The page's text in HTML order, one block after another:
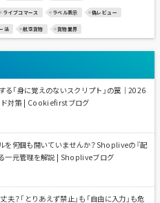
ライブコマース ラベル表示 偽レビュー
法 航空貨物 貨物業界
「身に覚えのないスクリプト」の罠｜2026
ド対策 | Cookiefirstブログ
を何個も開いていませんか？Shopliveの『配
一元管理を解説 | Shopliveブログ
夫？「とりあえず禁止」も「自由に入力」も危